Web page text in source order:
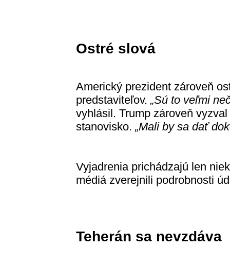
Ostré slová
Americký prezident zároveň
predstaviteľov. „Sú to veľmi
vyhlásil. Trump zároveň vyzval
stanovisko. „Mali by sa dať
Vyjadrenia prichádzajú len
médiá zverejnili podrobnosti
Teherán sa nevzdáva